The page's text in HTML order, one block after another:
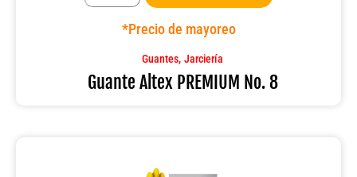
PREMIUM
*Precio de mayoreo
Guantes, Jarciería
Guante Altex PREMIUM No. 8